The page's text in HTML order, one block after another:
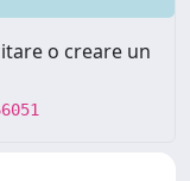
o creare un